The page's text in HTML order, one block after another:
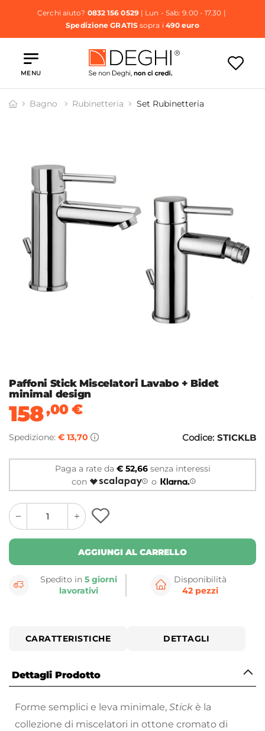
Cerchi aiuto? 0832 156 0529| Lun - Sab: 9.00 - 17.30 |
Spedizione GRATISsopra i 490 euro
MENU
Bagno Rubinetteria Set Rubinetteria
Paffoni Stick Miscelatori Lavabo + Bidet
minimal design
158,00€
Spedizione: € 13,70 Codice: STICKLB
Paga a rate da € 52,66senza interessi
con
o
quantity
button
quantity
minus
button
AGGIUNGI AL CARRELLO
Spedito in5 giorni
lavorativi
Disponibilità
42 pezzi
CARATTERISTICHE DETTAGLI
Dettagli Prodotto
Forme semplici e leva minimale, Stick è la
collezione di miscelatori in ottone cromato di